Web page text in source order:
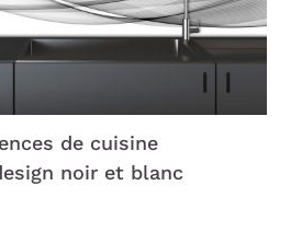
de cuisine
noir et blanc